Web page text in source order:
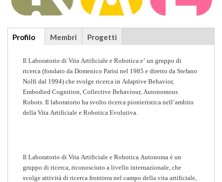
Additional
Profilo (scheda
attiva)
Membri Progetti
Il Laboratorio di Vita Artificiale e Robotica e’ un gruppo di
ricerca (fondato da Domenico Parisi nel 1985 e diretto da Stefano
Nolfi dal 1994) che svolge ricerca in Adaptive Behavior,
Embodied Cognition, Collective Behaviour, Autonomous
Robots. Il laboratorio ha svolto ricerca pionieristica nell’ambito
della Vita Artificiale e Robotica Evolutiva.
Il Laboratorio di Vita Artificiale e Robotica Autonoma è un
gruppo di ricerca, riconosciuto a livello internazionale, che
svolge attività di ricerca frontiera nel campo della vita artificiale,